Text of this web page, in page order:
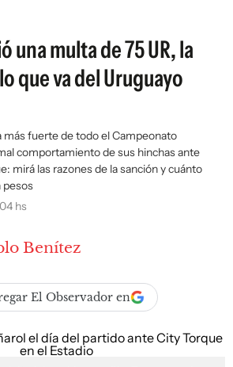
una multa de 75 UR, la
que va del Uruguayo
más fuerte de todo el Campeonato
comportamiento de sus hinchas ante
mirá las razones de la sanción y cuánto
pesos
hs
Benítez
El Observador en